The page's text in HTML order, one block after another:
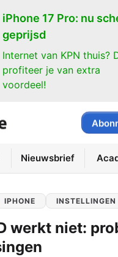
iPhone 17 Pro: nu
geprijsd
Internet van KPN thuis?
profiteer je van extra
voordeel!
Nieuwsbrief
IPHONE INSTELLINGEN
werkt niet: